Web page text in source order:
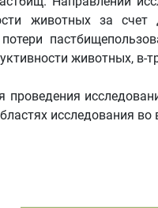
животных за счет
животных,
исследования